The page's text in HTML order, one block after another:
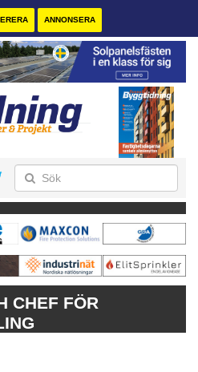
ANNONSERA
CHEF FÖR